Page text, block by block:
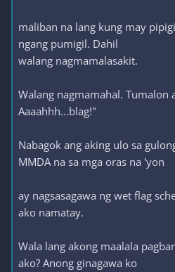
maliban na lang kung may
ngang pumigil. Dahil
walang nagmamalasakit.
Walang nagmamahal. Tumalon
Aaaahhh...blag!"
Nabagok ang aking ulo sa
MMDA na sa mga oras na 'yon
ay nagsasagawa ng wet flag
ako namatay.
Wala lang akong maalala
ako? Anong ginagawa ko